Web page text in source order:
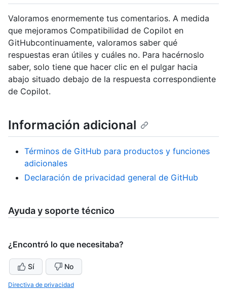
Valoramos enormemente tus comentarios. A medida
que mejoramos Compatibilidad de Copilot en
GitHubcontinuamente, valoramos saber qué
respuestas eran útiles y cuáles no. Para hacérnoslo
saber, solo tiene que hacer clic en el pulgar hacia
abajo situado debajo de la respuesta correspondiente
de Copilot.
Información adicional
Términos de GitHub para productos y funciones
adicionales
Declaración de privacidad general de GitHub
Ayuda y soporte técnico
¿Encontró lo que necesitaba?
Sí No
Directiva de privacidad